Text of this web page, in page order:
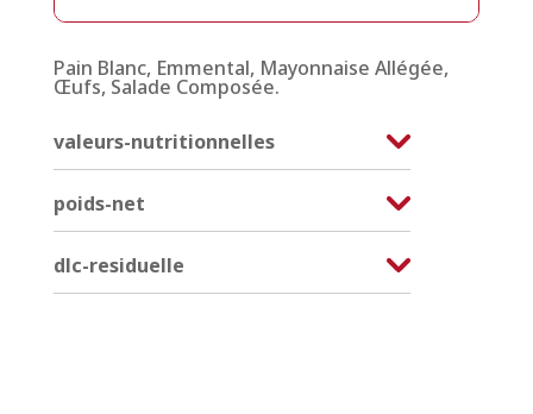
Pain Blanc, Emmental, Mayonnaise Allégée,
Œufs, Salade Composée.
valeurs-nutritionnelles
poids-net
dlc-residuelle